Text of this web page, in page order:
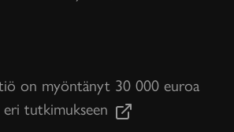
on myöntänyt 30 000 euroa
tutkimukseen